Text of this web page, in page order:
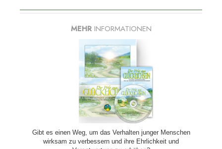
MEHR INFORMATIONEN
Gibt es einen Weg, um das Verhalten junger Menschen
wirksam zu verbessern und ihre Ehrlichkeit und